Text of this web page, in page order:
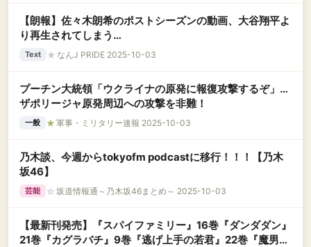
【朗報】佐々木朗希のポストシーズンの動画、大谷翔平よ
り再生されてしまう…
Text ★ なんJ PRIDE 2025-10-03
プーチン大統領「ウクライナの原発に報復攻撃するぞ」…
ザポリージャ原発周辺への攻撃を非難！
一般 ★ 軍事・ミリタリー速報 2025-10-03
乃木談、今週からtokyofm podcastに移行！！！【乃木
坂46】
芸能 ☆ 坂道情報通～乃木坂46まとめ～ 2025-10-03
【最新刊発売】『スパイファミリー』16巻『ダンダダン』
21巻『カグラバチ』9巻『逃げ上手の若君』22巻『魔男の